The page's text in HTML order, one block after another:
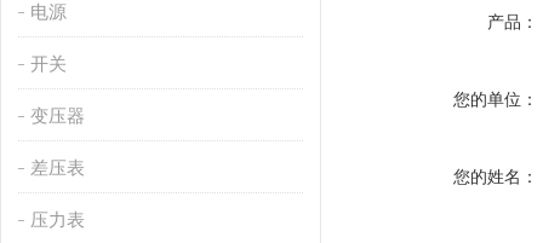
电源
开关
变压器
差压表
压力表
产品：
您的单位：
您的姓名：